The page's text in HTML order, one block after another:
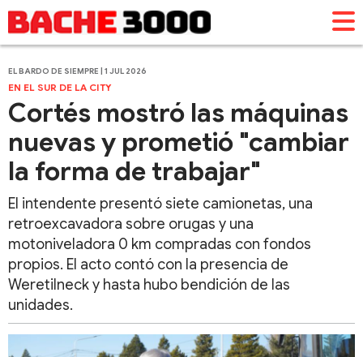
EL BARDO DE SIEMPRE | 1 JUL 2026
EN EL SUR DE LA CITY
Cortés mostró las máquinas
nuevas y prometió "cambiar
la forma de trabajar"
El intendente presentó siete camionetas, una
retroexcavadora sobre orugas y una
motoniveladora 0 km compradas con fondos
propios. El acto contó con la presencia de
Weretilneck y hasta hubo bendición de las
unidades.